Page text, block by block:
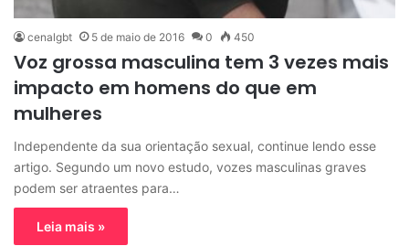
cenalgbt 5 de maio de 2016 0 450
Voz grossa masculina tem 3 vezes mais
impacto em homens do que em
mulheres
Independente da sua orientação sexual, continue lendo esse
artigo. Segundo um novo estudo, vozes masculinas graves
podem ser atraentes para…
Leia mais »